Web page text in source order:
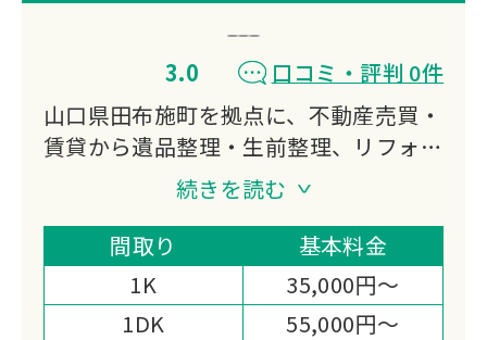
3.0
口コミ・評判 0件
山口県田布施町を拠点に、不動産売買・
賃貸から遺品整理・生前整理、リフォー
ム、家屋解体まで幅広く対応する株式会
社ピアレックス。遺品整理士在籍の優良
企業として、地域に根ざした「家」と
「暮らし」のトータルサポートを提供し
ています。
続きを読む
間取り
基本料金
1K
35,000円～
1DK
55,000円～